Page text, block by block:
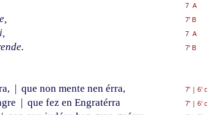
7 A
7' B
7 A
7' B
| que non mente nen érra, 7'| 6' c
| que fez en Engratérra 7'| 6' c